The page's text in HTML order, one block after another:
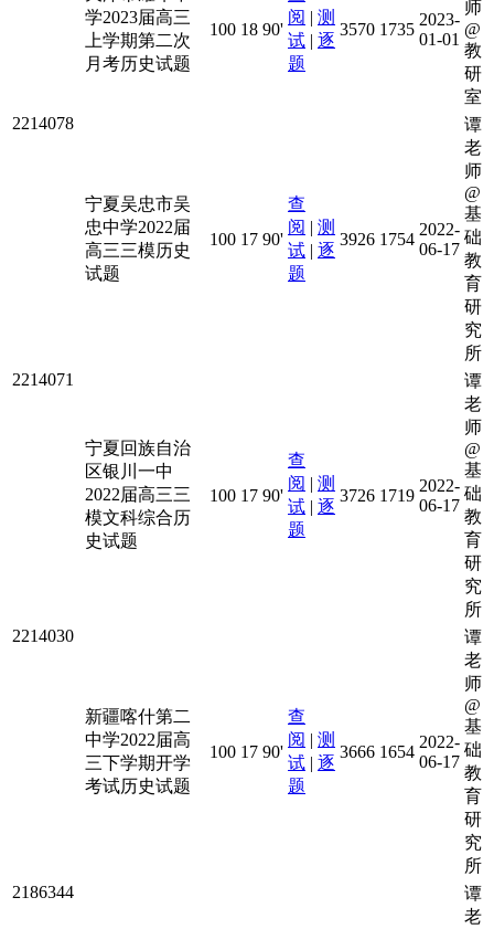
学2023届高三
上学期第二次
月考历史试题
100 18 90'
阅 | 测
试 | 逐
题
3570 1735
2023-
01-01
师
@
教
研
室
2214078
宁夏吴忠市吴
忠中学2022届
高三三模历史
试题
100 17 90'
查
阅 | 测
试 | 逐
题
3926 1754
2022-
06-17
谭
老
师
@
基
础
教
育
研
究
所
2214071
宁夏回族自治
区银川一中
2022届高三三
模文科综合历
史试题
100 17 90'
查
阅 | 测
试 | 逐
题
3726 1719
2022-
06-17
谭
老
师
@
基
础
教
育
研
究
所
2214030
新疆喀什第二
中学2022届高
三下学期开学
考试历史试题
100 17 90'
查
阅 | 测
试 | 逐
题
3666 1654
2022-
06-17
谭
老
师
@
基
础
教
育
研
究
所
2186344
谭
老